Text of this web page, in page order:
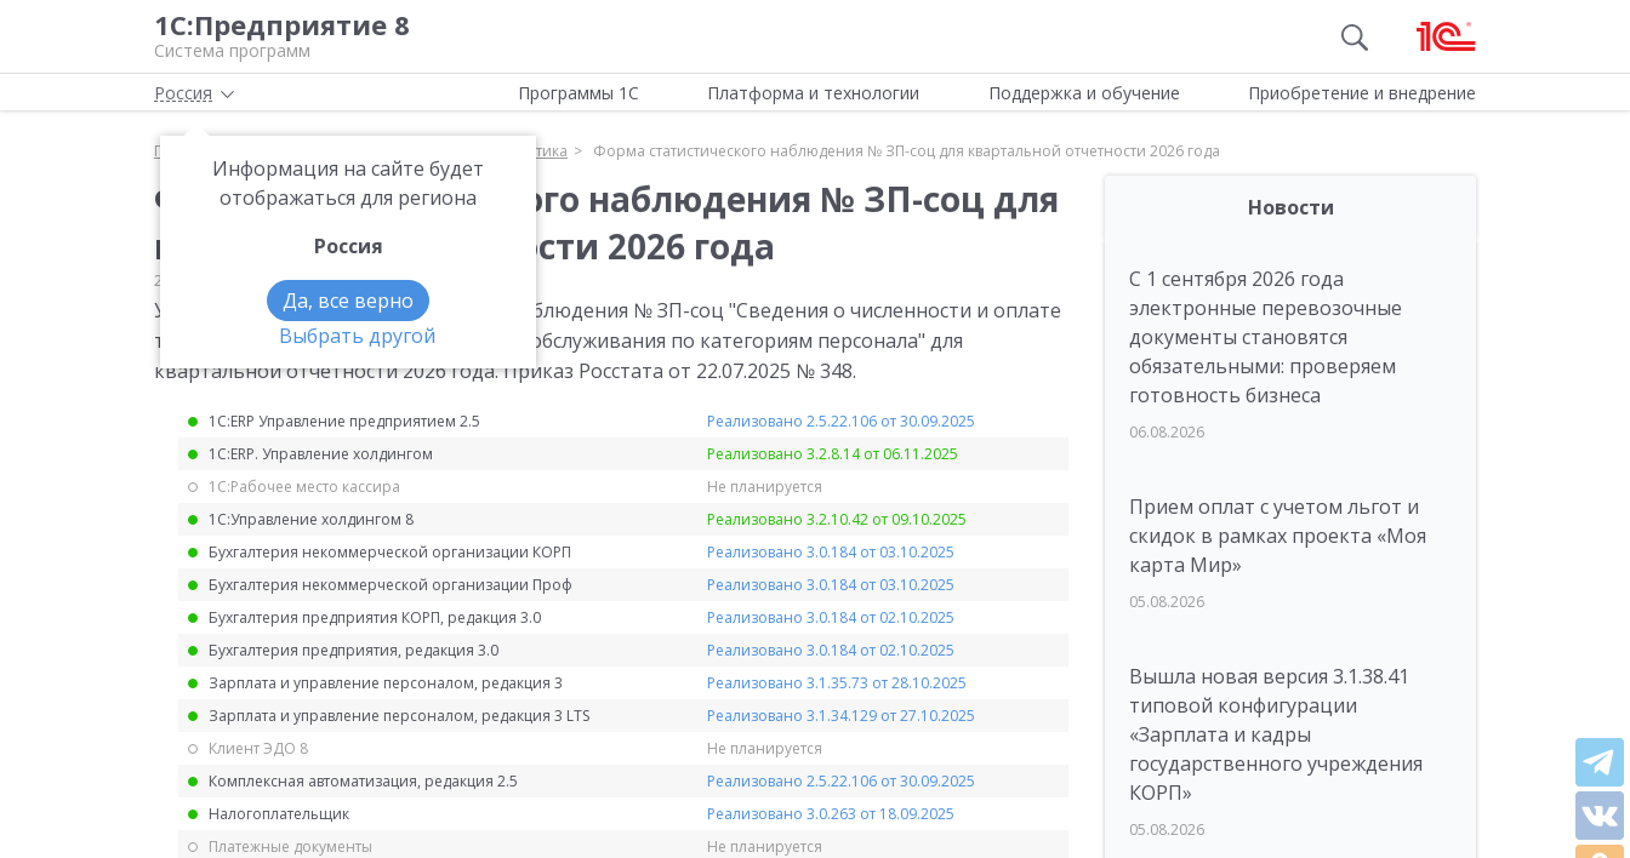
1С:Предприятие 8
Система программ
Россия
Информация на сайте будет
отображаться для региона
Россия
Да, все верно
Выбрать другой
Программы 1С Платформа и технологии Поддержка и обучение Приобретение и внедрение
Главная Статистика Форма статистического наблюдения № ЗП-соц для квартальной отчетности 2026 года
Форма статистического наблюдения № ЗП-соц для
квартальной отчетности 2026 года
23.07.2025 Статистика
Утверждена форма статистического наблюдения № ЗП-соц "Сведения о численности и оплате
труда работников сферы социального обслуживания по категориям персонала" для
квартальной отчетности 2026 года. Приказ Росстата от 22.07.2025 № 348.
1С:ERP Управление предприятием 2.5
Реализовано 2.5.22.106 от 30.09.2025
1С:ERP. Управление холдингом
Реализовано 3.2.8.14 от 06.11.2025
1С:Рабочее место кассира
Не планируется
1С:Управление холдингом 8
Реализовано 3.2.10.42 от 09.10.2025
Бухгалтерия некоммерческой организации КОРП
Реализовано 3.0.184 от 03.10.2025
Бухгалтерия некоммерческой организации Проф
Реализовано 3.0.184 от 03.10.2025
Бухгалтерия предприятия КОРП, редакция 3.0
Реализовано 3.0.184 от 02.10.2025
Бухгалтерия предприятия, редакция 3.0
Реализовано 3.0.184 от 02.10.2025
Зарплата и управление персоналом, редакция 3
Реализовано 3.1.35.73 от 28.10.2025
Зарплата и управление персоналом, редакция 3 LTS
Реализовано 3.1.34.129 от 27.10.2025
Клиент ЭДО 8
Не планируется
Комплексная автоматизация, редакция 2.5
Реализовано 2.5.22.106 от 30.09.2025
Налогоплательщик
Реализовано 3.0.263 от 18.09.2025
Платежные документы
Не планируется
Новости
С 1 сентября 2026 года
электронные перевозочные
документы становятся
обязательными: проверяем
готовность бизнеса
06.08.2026
Прием оплат с учетом льгот и
скидок в рамках проекта «Моя
карта Мир»
05.08.2026
Вышла новая версия 3.1.38.41
типовой конфигурации
«Зарплата и кадры
государственного учреждения
КОРП»
05.08.2026